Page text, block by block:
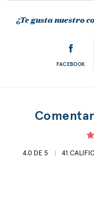
¿Te gusta nuestro
FACEBOOK
4.0 DE 5 41